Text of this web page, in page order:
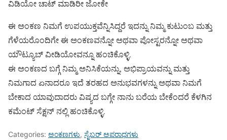
ವಿಡಿಯೋ ಚಾಟ್ ಮಾಡಿರೀ ಜೋಕೇ
ಈ ಅಂಕಣ ನಿಮಗೆ ಉಪಯುಕ್ತವೆನ್ನಿಸಿದ್ದರೆ ಇದನ್ನು ನಿಮ್ಮ ಕುಟುಂಬ ಮತ್ತು
ಗೆಳೆಯರೊಂದಿಗೇ ಈ ಅಂಕಣವನ್ನೋ ಅಥವಾ ಪೋಸ್ಟರನ್ನೋ ಅಥವಾ
ಯೌಟ್ಯೂಬ್ ವೀಡಿಯೋವನ್ನೂ ಹಂಚಿಕೊಳ್ಳಿ.
ಈ ಅಂಕಣದ ಬಗ್ಗೆ ನಿಮ್ಮ ಅನಿಸಿಕೆಯನ್ನು, ಅಭಿಪ್ರಾಯವನ್ನು ಮತ್ತು
ನಿಮಗಾದ ಏನಾದರೂ ಇದೆ ತರಹದ ಅನುಭವಗಳನ್ನು ಅಥವಾ ನಿಮಗೆ
ಬೇಕಾದ ಯಾವುದಾದರು ವಿಷ್ಯದ ಬಗ್ಗೇ ನಾನು ಬರೆಯ ಬೇಕೆಂದರೆ ಕೆಳಗಿನ
ಕಮೆಂಟ್ ಸೆಕ್ಷನ್ ನಲ್ಲಿ ಹಂಚಿಕೊಳ್ಳಿ.
Categories: ಅಂಕಣಗಳು, ಸೈಬರ್ ಅಪರಾಧಗಳು